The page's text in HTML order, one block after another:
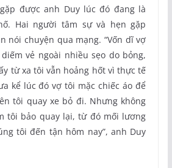
được anh Duy lúc đó đang là
Hai người tâm sự và hẹn gặp
nói chuyện qua mạng. “Vốn dĩ vợ
vẻ ngoài nhiều sẹo do bỏng,
từ xa tôi vẫn hoảng hốt vì thực tế
kể lúc đó vợ tôi mặc chiếc áo để
tôi quay xe bỏ đi. Nhưng không
tôi bảo quay lại, từ đó mối lương
tôi đến tận hôm nay”, anh Duy